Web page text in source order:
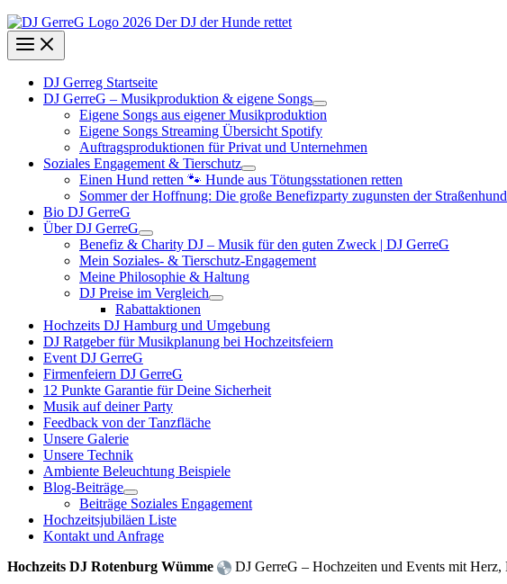
DJ Gerreg Startseite
DJ GerreG – Musikproduktion & eigene Songs
Eigene Songs aus eigener Musikproduktion
Eigene Songs Streaming Übersicht Spotify
Auftragsproduktionen für Privat und Unternehmen
Soziales Engagement & Tierschutz
Einen Hund retten 🐾 Hunde aus Tötungsstationen retten
Sommer der Hoffnung: Die große Benefizparty zugunsten der
Bio DJ GerreG
Über DJ GerreG
Benefiz & Charity DJ – Musik für den guten Zweck | DJ GerreG
Mein Soziales- & Tierschutz-Engagement
Meine Philosophie & Haltung
DJ Preise im Vergleich
Rabattaktionen
Hochzeits DJ Hamburg und Umgebung
DJ Ratgeber für Musikplanung bei Hochzeitsfeiern
Event DJ GerreG
Firmenfeiern DJ GerreG
12 Punkte Garantie für Deine Sicherheit
Musik auf deiner Party
Feedback von der Tanzfläche
Unsere Galerie
Unsere Technik
Ambiente Beleuchtung Beispiele
Blog-Beiträge
Beiträge Soziales Engagement
Hochzeitsjubiläen Liste
Kontakt und Anfrage
Hochzeits DJ Rotenburg Wümme
DJ GerreG – Hochzeiten und Events mit Herz,